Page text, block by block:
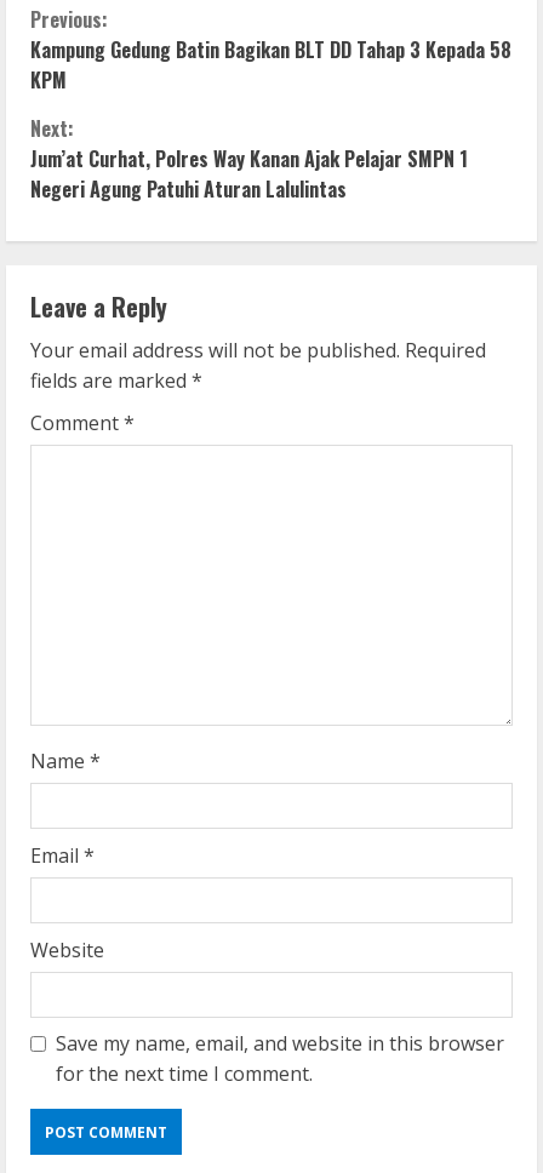
C
o
n
t
i
n
u
e
R
g
Previous:
Kampung Gedung Batin Bagikan BLT DD Tahap 3 Kepada 58
KPM
Next:
Jum’at Curhat, Polres Way Kanan Ajak Pelajar SMPN 1
Negeri Agung Patuhi Aturan Lalulintas
Leave a Reply
Your email address will not be published. Required
fields are marked *
Comment*
Name *
Email *
Website
Save my name, email, and website in this browser
for the next time I comment.